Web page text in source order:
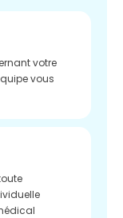
votre
vous